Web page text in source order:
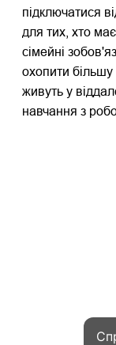
підключатися
для тих, хто
сімейні
охопити більшу
живуть у
навчання з